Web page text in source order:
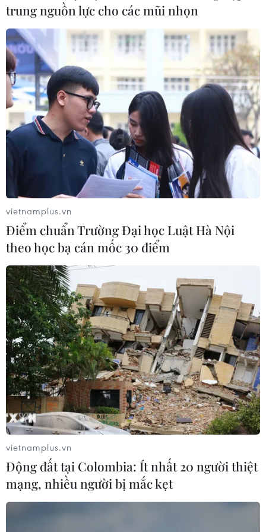
cộng 433 ca nhiễm chủng mới của virus corona (COVID-
trung nguồn lực cho các mũi nhọn
vietnamplus.vn
Điểm chuẩn Trường Đại học Luật Hà Nội
theo học bạ cán mốc 30 điểm
vietnamplus.vn
Động đất tại Colombia: Ít nhất 20 người thiệt
mạng, nhiều người bị mắc kẹt